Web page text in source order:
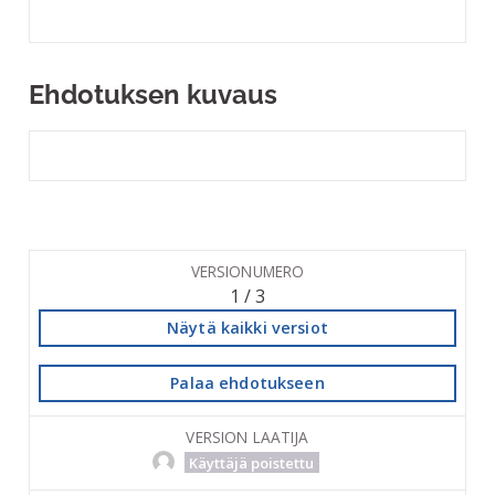
Ehdotuksen kuvaus
VERSIONUMERO
1 / 3
Näytä kaikki versiot
Palaa ehdotukseen
VERSION LAATIJA
Käyttäjä poistettu